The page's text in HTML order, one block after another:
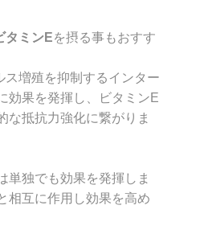
タミンEを摂る事もおすす
ス増殖を抑制するインター
効果を発揮し、ビタミンE
な抵抗力強化に繋がりま
単独でも効果を発揮しま
相互に作用し効果を高め